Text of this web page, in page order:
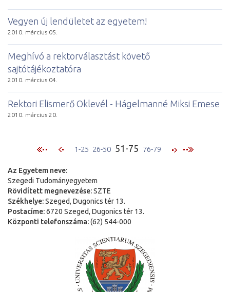
Vegyen új lendületet az egyetem!
2010. március 05.
Meghívó a rektorválasztást követő
sajtótájékoztatóra
2010. március 04.
Rektori Elismerő Oklevél - Hágelmanné Miksi Emese
2010. március 20.
1-25 26-50 51-75 76-79
Az Egyetem neve:
Szegedi Tudományegyetem
Rövidített megnevezése:SZTE
Székhelye:Szeged, Dugonics tér 13.
Postacíme:6720 Szeged, Dugonics tér 13.
Központi telefonszáma:(62) 544-000